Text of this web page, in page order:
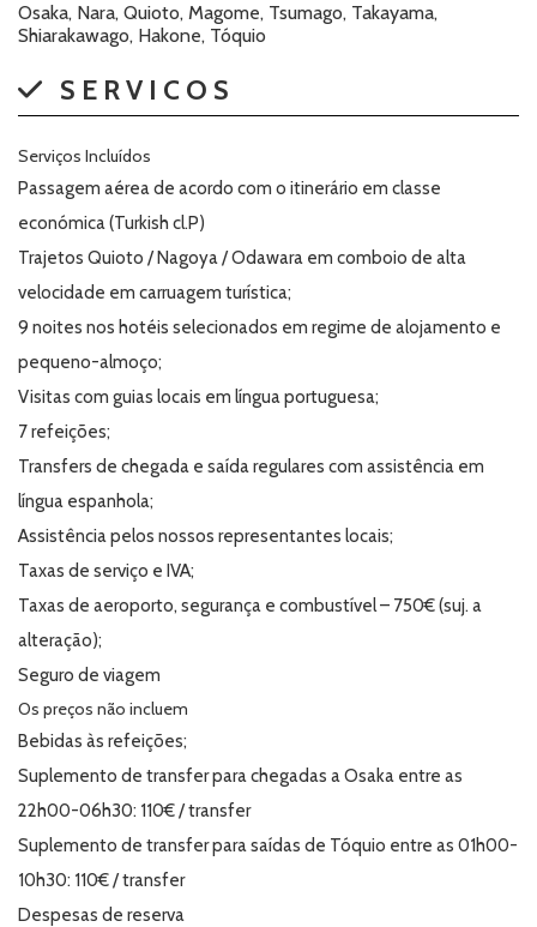
Osaka, Nara, Quioto, Magome, Tsumago, Takayama,
Shiarakawago, Hakone, Tóquio
SERVICOS
Serviços Incluídos
Passagem aérea de acordo com o itinerário em classe
económica (Turkish cl.P)
Trajetos Quioto / Nagoya / Odawara em comboio de alta
velocidade em carruagem turística;
9 noites nos hotéis selecionados em regime de alojamento e
pequeno-almoço;
Visitas com guias locais em língua portuguesa;
7 refeições;
Transfers de chegada e saída regulares com assistência em
língua espanhola;
Assistência pelos nossos representantes locais;
Taxas de serviço e IVA;
Taxas de aeroporto, segurança e combustível – 750€ (suj. a
alteração);
Seguro de viagem
Os preços não incluem
Bebidas às refeições;
Suplemento de transfer para chegadas a Osaka entre as
22h00-06h30: 110€ / transfer
Suplemento de transfer para saídas de Tóquio entre as 01h00-
10h30: 110€ / transfer
Despesas de reserva